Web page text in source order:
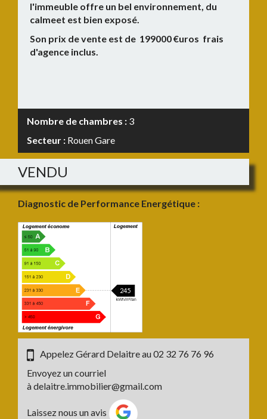
l'immeuble offre un bel environnement, du
calmeet est bien exposé.
Son prix de vente est de 199000 €uros frais
d'agence inclus.
Nombre de chambres : 3
Secteur : Rouen Gare
VENDU
Diagnostic de Performance Energétique :
245
Appelez Gérard Delaitre au02 32 76 76 96
Envoyez un courriel
àdelaitre.immobilier@gmail.com
Laissez nous un avis